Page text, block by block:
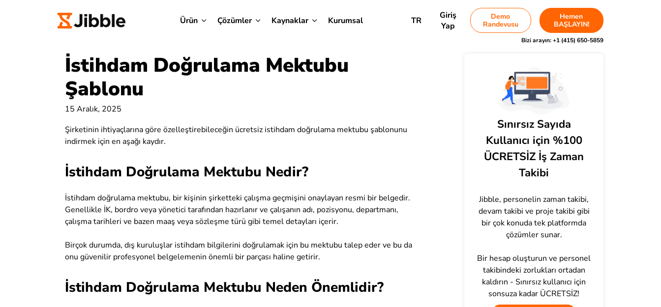
Ürün Çözümler Kaynaklar Kurumsal TR
Giriş
Yap
Demo
Randevusu
Hemen
BAŞLAYIN!
Bizi arayın:+1 (415) 650-5859
İstihdam Doğrulama Mektubu
Şablonu
15 Aralık, 2025
Şirketinin ihtiyaçlarına göre özelleştirebileceğin ücretsiz istihdam doğrulama mektubu şablonunu
indirmek için en aşağı kaydır.
İstihdam Doğrulama Mektubu Nedir?
İstihdam doğrulama mektubu, bir kişinin şirketteki çalışma geçmişini onaylayan resmi bir belgedir.
Genellikle İK, bordro veya yönetici tarafından hazırlanır ve çalışanın adı, pozisyonu, departmanı,
çalışma tarihleri ve bazen maaş veya sözleşme türü gibi temel detayları içerir.
Birçok durumda, dış kuruluşlar istihdam bilgilerini doğrulamak için bu mektubu talep eder ve bu da
onu güvenilir profesyonel belgelemenin önemli bir parçası haline getirir.
İstihdam Doğrulama Mektubu Neden Önemlidir?
Sınırsız Sayıda
Kullanıcı için %100
ÜCRETSİZ İş Zaman
Takibi
Jibble, personelin zaman takibi,
devam takibi ve proje takibi gibi
bir çok konuda tek platformda
çözümler sunar.
Bir hesap oluşturun ve personel
takibindeki zorlukları ortadan
kaldırın - Sınırsız kullanıcı için
sonsuza kadar ÜCRETSİZ!